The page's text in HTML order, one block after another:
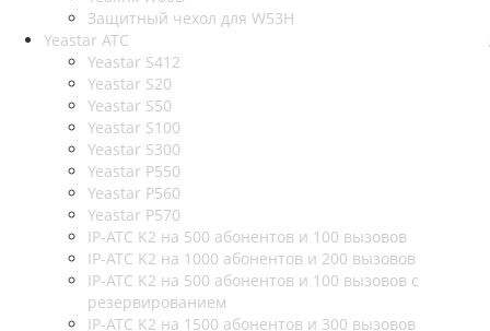
Защитный чехол для W53H
Yeastar АТС
Yeastar S412
Yeastar S20
Yeastar S50
Yeastar S100
Yeastar S300
Yeastar P550
Yeastar P560
Yeastar P570
IP-АТС K2 на 500 абонентов и 100 вызовов
IP-АТС K2 на 1000 абонентов и 200 вызовов
IP-АТС K2 на 500 абонентов и 100 вызовов с
резервированием
IP-АТС K2 на 1500 абонентов и 300 вызовов